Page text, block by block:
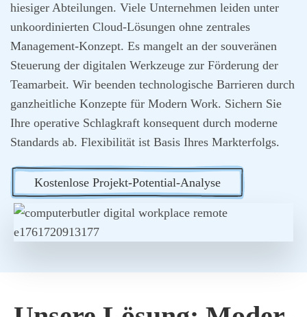
hie­si­ger Abtei­lun­gen. Vie­le Unter­neh­men lei­den unter
unko­or­di­nier­ten Cloud-Lösun­gen ohne zen­tra­les
Manage­ment-Kon­zept. Es man­gelt an der sou­ve­rä­nen
Steue­rung der digi­ta­len Werk­zeu­ge zur För­de­rung der
Team­ar­beit. Wir been­den tech­no­lo­gi­sche Bar­rie­ren durch
ganz­heit­li­che Kon­zep­te für Modern Work. Sichern Sie
Ihre ope­ra­ti­ve Schlag­kraft kon­se­quent durch moder­ne
Stan­dards ab. Fle­xi­bi­li­tät ist Basis Ihres Markt­er­folgs.
Kos­ten­lo­se Pro­jekt-Poten­ti­al-Ana­ly­se